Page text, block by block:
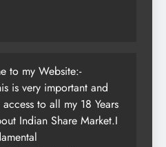
to my Website:-
is very important and
to all my 18 Years
Indian Share Market.I